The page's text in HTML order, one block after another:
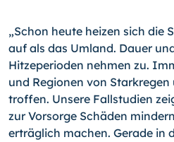
„Schon heute heizen sich die
auf als das Umland. Dauer
Hitzeperioden nehmen zu.
und Regionen von
troffen. Unsere Fallstudien
zur Vorsorge Schäden
erträglich machen. Gerade in